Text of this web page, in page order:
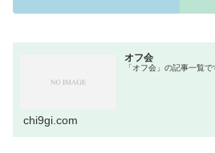
オフ会
「オフ会」の記事一覧で
chi9gi.com